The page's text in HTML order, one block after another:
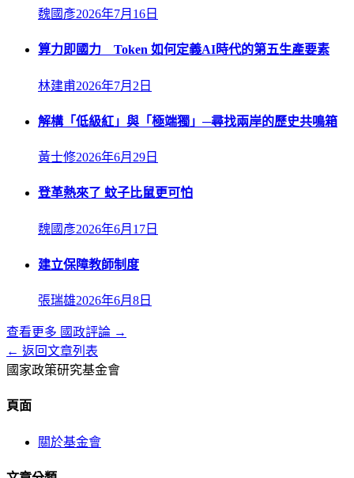
魏國彥2026年7月16日
算力即國力 Token 如何定義AI時代的第五生產要素
林建甫2026年7月2日
解構「低級紅」與「極端獨」─尋找兩岸的歷史共鳴箱
黃士修2026年6月29日
登革熱來了 蚊子比鼠更可怕
魏國彥2026年6月17日
建立保障教師制度
張瑞雄2026年6月8日
查看更多 國政評論 →
← 返回文章列表
國家政策研究基金會
頁面
關於基金會